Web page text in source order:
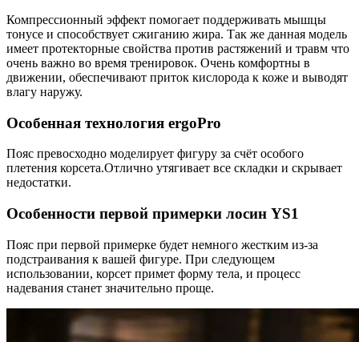
Компрессионный эффект помогает поддерживать мышцы
тонусе и способствует сжиганию жира. Так же данная модель
имеет протекторные свойства против растяжений и травм что
очень важно во время тренировок. Очень комфортны в
движении, обеспечивают приток кислорода к коже и выводят
влагу наружу.
Особенная технология ergoPro
Пояс превосходно моделирует фигуру за счёт особого
плетения корсета.Отлично утягивает все складки и скрывает
недостатки.
Особенности первой примерки лосин YS1
Пояс при первой примерке будет немного жестким из-за
подстраивания к вашей фигуре. При следующем
использовании, корсет примет форму тела, и процесс
надевания станет значительно проще.